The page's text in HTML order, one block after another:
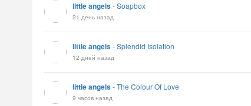
little angels-Soapbox
21 день назад
little angels-Splendid Isolation
12 дней назад
little angels-The Colour Of Love
9 часов назад